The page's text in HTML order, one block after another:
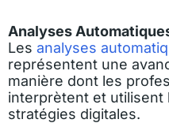
Analyses
Les analyses
représentent une
manière dont les
interprètent et utilisent
stratégies digitales.